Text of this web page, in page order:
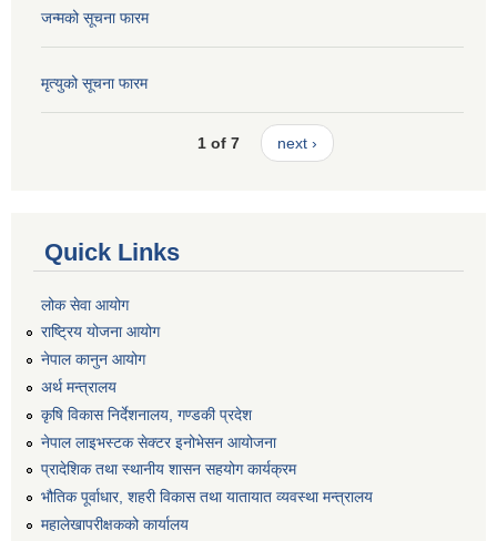
जन्मको सूचना फारम
मृत्युको सूचना फारम
1 of 7 next ›
Quick Links
लोक सेवा आयोग
राष्ट्रिय योजना आयोग
नेपाल कानुन आयोग
अर्थ मन्त्रालय
कृषि विकास निर्देशनालय, गण्डकी प्रदेश
नेपाल लाइभस्टक सेक्टर इनोभेसन आयोजना
प्रादेशिक तथा स्थानीय शासन सहयोग कार्यक्रम
भौतिक पूर्वाधार, शहरी विकास तथा यातायात व्यवस्था मन्त्रालय
महालेखापरीक्षकको कार्यालय